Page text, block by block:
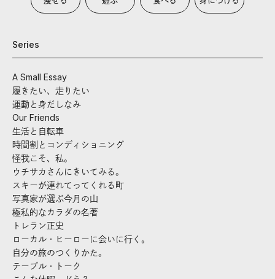
Series
A Small Essay
履きたい、走りたい
運動と身だしなみ
Our Friends
生活と自転車
時間割とコンディショニング
怪我こそ、私。
ウチサカさんにきいてみる。
スキーが連れてってくれる町
写真家が選ぶ今月の山
極私的なカラダの名著
トレラン正史
ローカル・ヒーローに会いに行く。
自分の旅のつくりかた。
テーブル・トーク